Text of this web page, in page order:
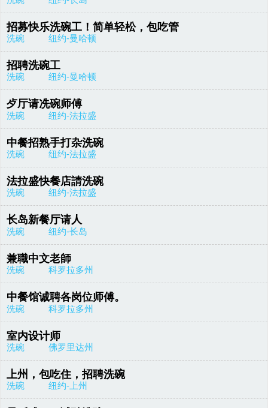
招募快乐洗碗工！简单轻松，包吃管
洗碗 纽约-曼哈顿
招聘洗碗工
洗碗 纽约-曼哈顿
歺厅请冼碗师傅
洗碗 纽约-法拉盛
中餐招熟手打杂洗碗
洗碗 纽约-法拉盛
法拉盛快餐店請洗碗
洗碗 纽约-法拉盛
长岛新餐厅请人
洗碗 纽约-长岛
兼職中文老師
洗碗 科罗拉多州
中餐馆诚聘各岗位师傅。
洗碗 科罗拉多州
室内设计师
洗碗 佛罗里达州
上州，包吃住，招聘洗碗
洗碗 纽约-上州